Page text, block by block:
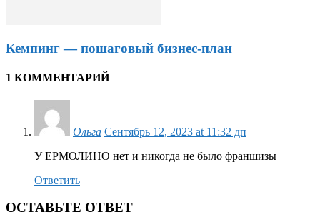
Кемпинг — пошаговый бизнес-план
1 КОММЕНТАРИЙ
Ольга Сентябрь 12, 2023 at 11:32 дп
У ЕРМОЛИНО нет и никогда не было франшизы
Ответить
ОСТАВЬТЕ ОТВЕТ